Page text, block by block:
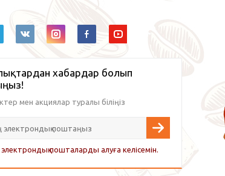
хабардар болып
мен акциялар туралы біліңіз
пошталарды алуға келісемін.